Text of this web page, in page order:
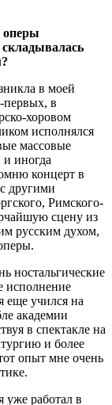
оперы
в моей
первых, в
хоровом
исполнялся
массовые
иногда
концерт в
другими
Римского-
сцену из
русским духом,
ностальгические
исполнение
еще учился на
академии
в спектакле на
и более
опыт мне очень
уже работал в